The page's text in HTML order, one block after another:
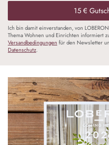
15 €
Ich bin damit einverstanden, von
Thema Wohnen und Einrichten informiert
Versandbedingungen für den Newsletter
Datenschutz.